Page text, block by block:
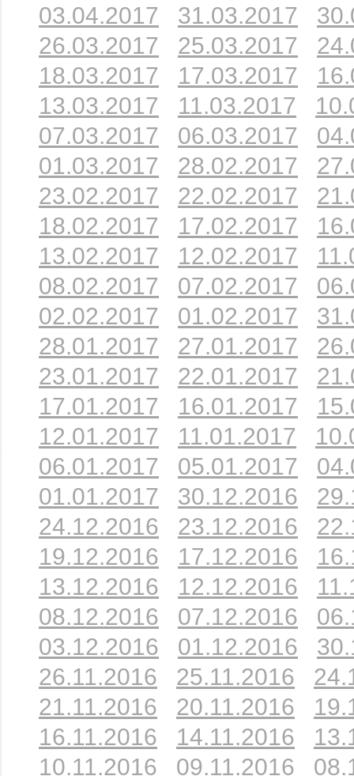
03.04.2017
31.03.2017
26.03.2017
25.03.2017
18.03.2017
17.03.2017
13.03.2017
11.03.2017
07.03.2017
06.03.2017
01.03.2017
28.02.2017
23.02.2017
22.02.2017
18.02.2017
17.02.2017
13.02.2017
12.02.2017
08.02.2017
07.02.2017
02.02.2017
01.02.2017
28.01.2017
27.01.2017
23.01.2017
22.01.2017
17.01.2017
16.01.2017
12.01.2017
11.01.2017
06.01.2017
05.01.2017
01.01.2017
30.12.2016
24.12.2016
23.12.2016
19.12.2016
17.12.2016
13.12.2016
12.12.2016
08.12.2016
07.12.2016
03.12.2016
01.12.2016
26.11.2016
25.11.2016
21.11.2016
20.11.2016
16.11.2016
14.11.2016
10.11.2016
09.11.2016